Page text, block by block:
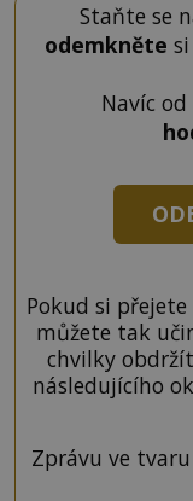
Staňte se
odemkněte
Navíc
Pokud si
můžete tak
chvilky
následujícího
Zprávu ve tvaru